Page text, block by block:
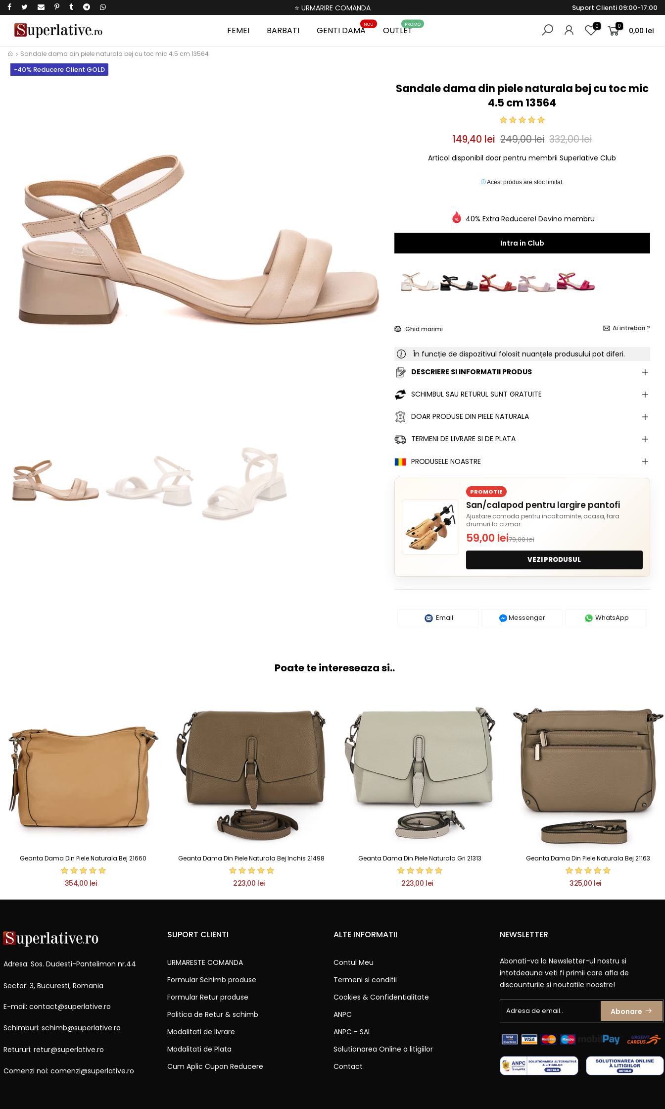
⭐ URMARIRE COMANDA Suport Clienti 09:00-17:00
FEMEI BARBATI GENTI DAMA
NOU
OUTLET
PROMO 0 0 0,00 lei
Sandale dama din piele naturala bej cu toc mic 4.5 cm 13564
-40% Reducere Client GOLD
Sandale dama din piele naturala bej cu toc mic
4.5 cm 13564
149,40 lei 249,00 lei 332,00 lei
Articol disponibil doar pentru membrii Superlative Club
Acest produs are stoc limitat.
40% Extra Reducere! Devino membru
Intra in Club
Ghid marimi Ai intrebari ?
În funcție de dispozitivul folosit nuanțele produsului pot diferi.
DESCRIERE SI INFORMATII PRODUS
SCHIMBUL SAU RETURUL SUNT GRATUITE
DOAR PRODUSE DIN PIELE NATURALA
TERMENI DE LIVRARE SI DE PLATA
PRODUSELE NOASTRE
PROMOTIE
San/calapod pentru largire pantofi
Ajustare comoda pentru incaltaminte, acasa, fara
drumuri la cizmar.
59,00 lei79,00 lei
VEZI PRODUSUL
Email Messenger WhatsApp
Poate te intereseaza si..
Geanta Dama Din Piele Naturala Bej 21660
354,00 lei
Geanta Dama Din Piele Naturala Bej Inchis 21498
223,00 lei
Geanta Dama Din Piele Naturala Gri 21313
223,00 lei
Geanta Dama Din Piele Naturala Bej 21163
325,00 lei
Adresa: Sos. Dudesti-Pantelimon nr.44
Sector: 3, Bucuresti, Romania
E-mail: contact@superlative.ro
Schimburi: schimb@superlative.ro
Retururi: retur@superlative.ro
Comenzi noi: comenzi@superlative.ro
SUPORT CLIENTI
URMARESTE COMANDA
Formular Schimb produse
Formular Retur produse
Politica de Retur & schimb
Modalitati de livrare
Modalitati de Plata
Cum Aplic Cupon Reducere
ALTE INFORMATII
Contul Meu
Termeni si conditii
Cookies & Confidentialitate
ANPC
ANPC - SAL
Solutionarea Online a litigiilor
Contact
NEWSLETTER
Abonati-va la Newsletter-ul nostru si
intotdeauna veti fi primii care afla de
discounturile si noutatile noastre!
Abonare